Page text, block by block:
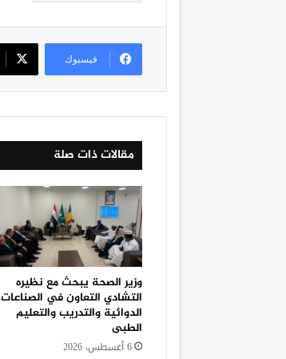
فيسبوك
مقالات ذات صلة
وزير الصحة يبحث مع نظيره
التشادي التعاون في الصناعات
الدوائية والتدريب والتعليم
الطبى
6 أغسطس، 2026